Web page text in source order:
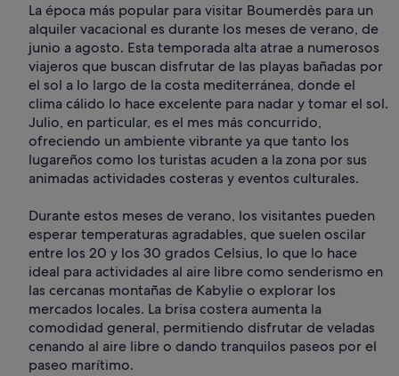
La época más popular para visitar Boumerdès para un
alquiler vacacional es durante los meses de verano, de
junio a agosto. Esta temporada alta atrae a numerosos
viajeros que buscan disfrutar de las playas bañadas por
el sol a lo largo de la costa mediterránea, donde el
clima cálido lo hace excelente para nadar y tomar el sol.
Julio, en particular, es el mes más concurrido,
ofreciendo un ambiente vibrante ya que tanto los
lugareños como los turistas acuden a la zona por sus
animadas actividades costeras y eventos culturales.
Durante estos meses de verano, los visitantes pueden
esperar temperaturas agradables, que suelen oscilar
entre los 20 y los 30 grados Celsius, lo que lo hace
ideal para actividades al aire libre como senderismo en
las cercanas montañas de Kabylie o explorar los
mercados locales. La brisa costera aumenta la
comodidad general, permitiendo disfrutar de veladas
cenando al aire libre o dando tranquilos paseos por el
paseo marítimo.